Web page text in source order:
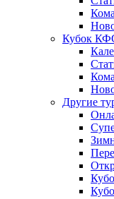
Кубок
Другие